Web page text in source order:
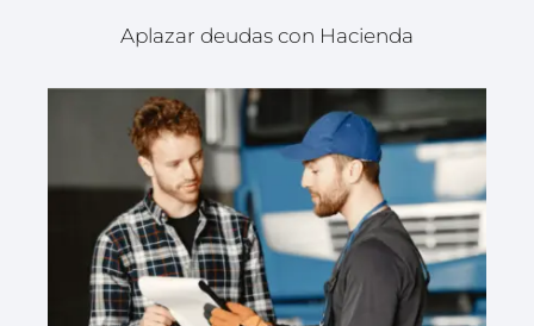
Aplazar deudas con Hacienda